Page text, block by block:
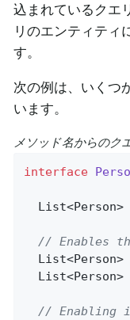
込まれているクエ
リのエンティティ
す。
次の例は、いくつ
います。
メソッド名からのク
interface
List<Person>
// Enables
List<Person>
List<Person>
// Enabling